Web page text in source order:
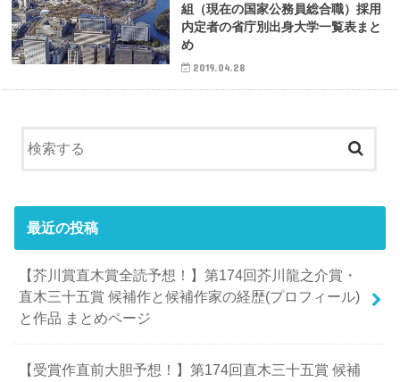
組（現在の国家公務員総合職）採用
内定者の省庁別出身大学一覧表まと
め
2019.04.28
最近の投稿
【芥川賞直木賞全読予想！】第174回芥川龍之介賞・
直木三十五賞 候補作と候補作家の経歴(プロフィール)
と作品 まとめページ
【受賞作直前大胆予想！】第174回直木三十五賞 候補